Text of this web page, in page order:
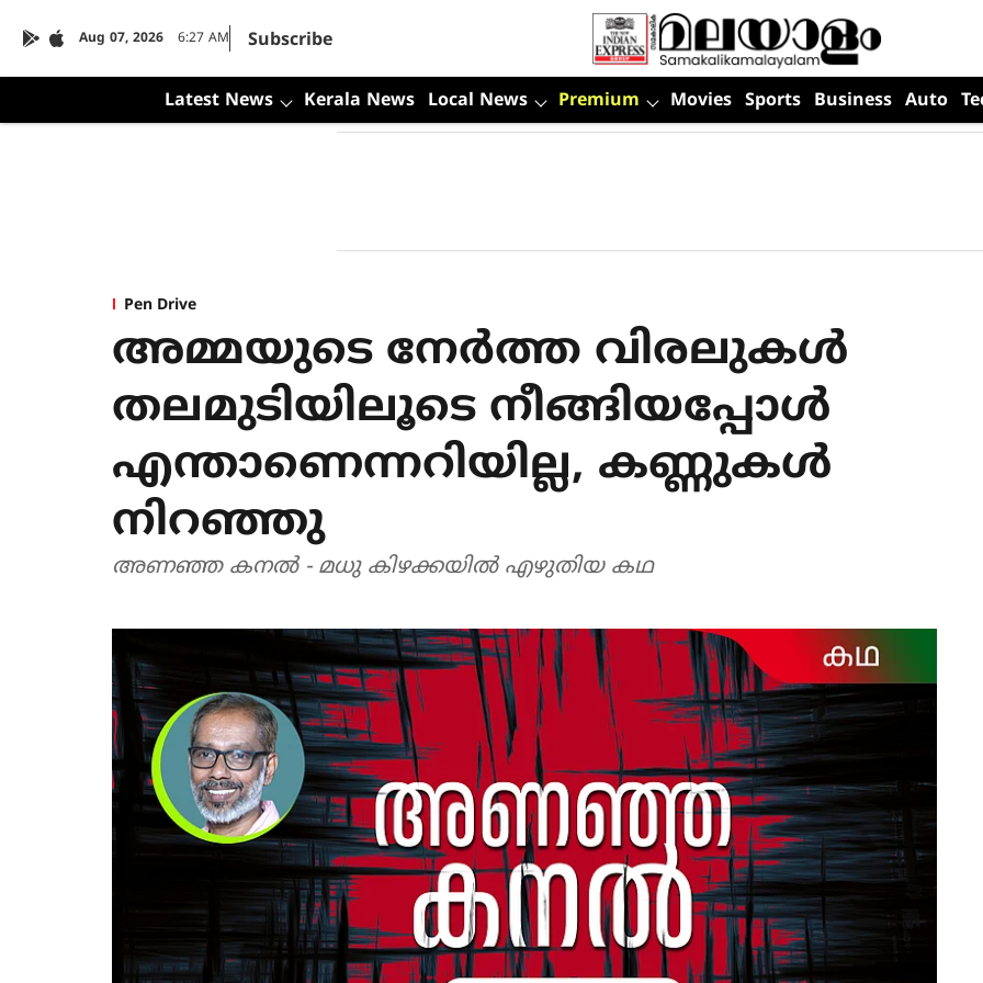
Aug 07, 2026 6:27 AM Subscribe
Latest News Kerala News Local News Premium Movies Sports Business Auto
Pen Drive
അമ്മയുടെ നേര്‍ത്ത വിരലുകള്‍
തലമുടിയിലൂടെ നീങ്ങിയപ്പോള്‍
എന്താണെന്നറിയില്ല, കണ്ണുകള്‍
നിറഞ്ഞു
അണഞ്ഞ കനല്‍ - മധു കിഴക്കയില്‍ എഴുതിയ കഥ